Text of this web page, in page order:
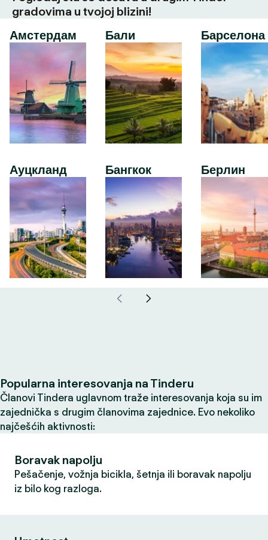
gradovima u tvojoj blizini!
Амстердам
Ауцкланд
Бали
Бангкок
Барселона
Берлин
Popularna interesovanja na Tinderu
Članovi Tindera uglavnom traže interesovanja koja su im
zajednička s drugim članovima zajednice. Evo nekoliko
najčešćih aktivnosti:
Boravak napolju
Pešačenje, vožnja bicikla, šetnja ili boravak napolju
iz bilo kog razloga.